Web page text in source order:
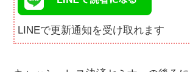
LINEで更新通知を受け取れます